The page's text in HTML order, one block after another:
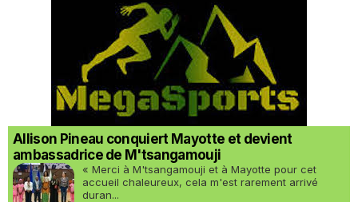
Allison Pineau conquiert Mayotte et devient
ambassadrice de M'tsangamouji
« Merci à M'tsangamouji et à Mayotte pour cet
accueil chaleureux, cela m'est rarement arrivé
duran...